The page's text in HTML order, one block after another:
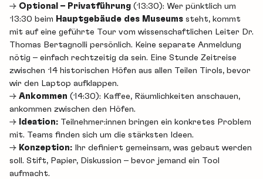
​→ Optional – Privatführung (13:30): Wer pünktlich um
13:30 beim Hauptgebäude des Museums steht, kommt
mit auf eine geführte Tour vom wissenschaftlichen Leiter Dr.
Thomas Bertagnolli persönlich. Keine separate Anmeldung
nötig – einfach rechtzeitig da sein. Eine Stunde Zeitreise
zwischen 14 historischen Höfen aus allen Teilen Tirols, bevor
wir den Laptop aufklappen.
​→ Ankommen (14:30): Kaffee, Räumlichkeiten anschauen,
ankommen zwischen den Höfen.
​→ Ideation: Teilnehmer:innen bringen ein konkretes Problem
mit. Teams finden sich um die stärksten Ideen.
​→ Konzeption: Ihr definiert gemeinsam, was gebaut werden
soll. Stift, Papier, Diskussion – bevor jemand ein Tool
aufmacht.